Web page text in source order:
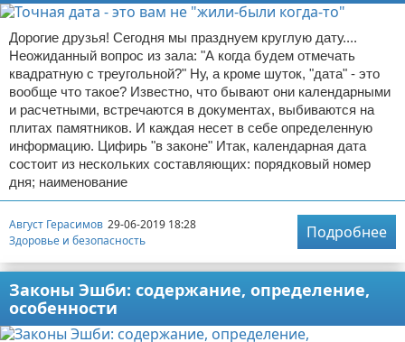
Дорогие друзья! Сегодня мы празднуем круглую дату....
Неожиданный вопрос из зала: "А когда будем отмечать
квадратную с треугольной?" Ну, а кроме шуток, "дата" - это
вообще что такое? Известно, что бывают они календарными
и расчетными, встречаются в документах, выбиваются на
плитах памятников. И каждая несет в себе определенную
информацию. Цифирь "в законе" Итак, календарная дата
состоит из нескольких составляющих: порядковый номер
дня; наименование
Август Герасимов 29-06-2019 18:28
Здоровье и безопасность
Подробнее
Законы Эшби: содержание, определение,
особенности